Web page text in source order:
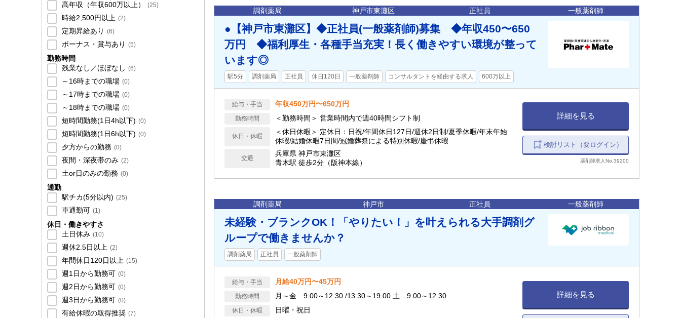
高年収（年収600万以上）
(25)
時給2,500円以上 (2)
定期昇給あり (6)
ボーナス・賞与あり (5)
勤務時間
残業なし／ほぼなし (6)
～16時までの職場 (0)
～17時までの職場 (0)
～18時までの職場 (0)
短時間勤務(1日4h以下) (0)
短時間勤務(1日6h以下) (0)
夕方からの勤務 (0)
夜間・深夜帯のみ (2)
土or日のみの勤務 (0)
通勤
駅チカ(5分以内) (25)
車通勤可 (1)
休日・働きやすさ
土日休み (10)
週休2.5日以上 (2)
年間休日120日以上 (15)
週1日から勤務可 (0)
週2日から勤務可 (0)
週3日から勤務可 (0)
有給休暇の取得推奨 (7)
調剤薬局 神戸市東灘区 正社員 一般薬剤師
●【神戸市東灘区】◆正社員(一般薬剤師)募集 ◆年収450〜650
万円 ◆福利厚生・各種手当充実！長く働きやすい環境が整って
います◎
駅5分 調剤薬局 正社員 休日120日 一般薬剤師 コンサルタントを経由する求人 600万以上
給与・手当 年収450万円〜650万円
勤務時間 ＜勤務時間＞ 営業時間内で週40時間シフト制
休日・休暇
＜休日休暇＞ 定休日：日祝/年間休日127日/週休2日制/夏季休暇/年末年始
休暇/結婚休暇7日間/冠婚葬祭による特別休暇/慶弔休暇
交通
兵庫県 神戸市東灘区
青木駅 徒歩2分（阪神本線）
詳細を見る
検討リスト（要ログイン）
薬剤師求人No.39200
調剤薬局 神戸市 正社員 一般薬剤師
未経験・ブランクOK！「やりたい！」を叶えられる大手調剤グ
ループで働きませんか？
調剤薬局 正社員 一般薬剤師
給与・手当 月給40万円〜45万円
勤務時間 月～金 9:00～12:30 /13:30～19:00 土 9:00～12:30
休日・休暇 日曜・祝日
詳細を見る